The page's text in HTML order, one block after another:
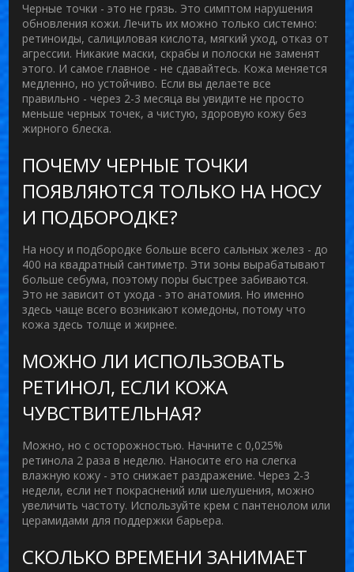
Черные точки - это не грязь. Это симптом нарушения
обновления кожи. Лечить их можно только системно:
ретиноиды, салициловая кислота, мягкий уход, отказ от
агрессии. Никакие маски, скрабы и полоски не заменят
этого. И самое главное - не сдавайтесь. Кожа меняется
медленно, но устойчиво. Если вы делаете все
правильно - через 2-3 месяца вы увидите не просто
меньше черных точек, а чистую, здоровую кожу без
жирного блеска.
ПОЧЕМУ ЧЕРНЫЕ ТОЧКИ
ПОЯВЛЯЮТСЯ ТОЛЬКО НА НОСУ
И ПОДБОРОДКЕ?
На носу и подбородке больше всего сальных желез - до
400 на квадратный сантиметр. Эти зоны вырабатывают
больше себума, поэтому поры быстрее забиваются.
Это не зависит от ухода - это анатомия. Но именно
здесь чаще всего возникают комедоны, потому что
кожа здесь толще и жирнее.
МОЖНО ЛИ ИСПОЛЬЗОВАТЬ
РЕТИНОЛ, ЕСЛИ КОЖА
ЧУВСТВИТЕЛЬНАЯ?
Можно, но с осторожностью. Начните с 0,025%
ретинола 2 раза в неделю. Наносите его на слегка
влажную кожу - это снижает раздражение. Через 2-3
недели, если нет покраснений или шелушения, можно
увеличить частоту. Используйте крем с пантенолом или
церамидами для поддержки барьера.
СКОЛЬКО ВРЕМЕНИ ЗАНИМАЕТ